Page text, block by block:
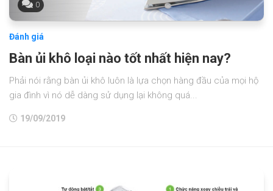
0
Đánh giá
Bàn ủi khô loại nào tốt nhất hiện nay?
Phải nói rằng bàn ủi khô luôn là lựa chọn hàng đầu của mọi hộ
gia đình vì nó dễ dàng sử dụng lại không quá...
19/09/2019